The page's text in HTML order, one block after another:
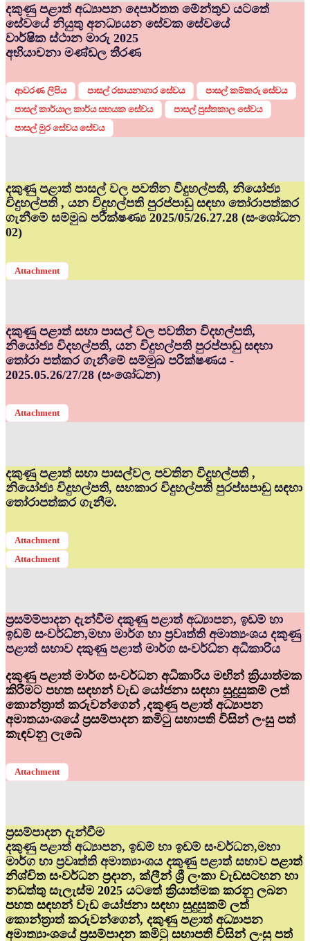
දකුණු පළාත් අධ්‍යාපන දෙපාර්තත මේන්තුව යටතේ
සේවයේ නියුතු අනධ්‍යයන සේවක සේවයේ
වාර්ෂික ස්ථාන මාරු 2025
අභියාචනා මණ්ඩල තීරණ
ආවරණ ලිපිය පාසල් රසායනාගාර සේවය
පාසල් කම්කරු සේවය
පාසල් කාර්යාල කාර්ය සහයක සේවය
පාසල් පුස්තකාල සේවය
පාසල් මුර සේවය සේවය
දකුණු පළාත් පාසල් වල පවතින විදුහල්පති, නියෝජ්‍ය
විදුහල්පති , යන විදුහල්පති පුරප්පාඩු සඳහා තෝරාපත්කර
ගැනීමේ සම්මුඛ පරීක්ෂණ්‍ය 2025/05/26.27.28 (සංශෝධන
02)
Attachment
දකුණු පළාත් සභා පාසල් වල පවතින විදහල්පති,
නියෝජ්‍ය විදහල්පති, යන විදුහල්පති පුරප්පාඩු සඳහා
තෝරා පත්කර ගැනීමේ සම්මුඛ පරීක්ෂණය -
2025.05.26/27/28 (සංශෝධන)
Attachment
දකුණු පළාත් සභා පාසල්වල පවතින විදුහල්පති ,
නියෝජ්‍ය විදුහල්පති, සහකාර විදුහල්පති පුරප්සපාඩු සඳහා
තෝරාපත්කර ගැනීම.
Attachment
Attachment
ප්‍රසම්ම්පාදන දැන්වීම දකුණු පළාත් අධ්‍යාපන, ඉඩම් හා
ඉඩම් සංවර්ධ්‍න,මහා මාර්ග හා ප්‍රවෘත්ති අමාත්‍යංශය දකුණු
පළාත් සභාව දකුණු පළාත් මාර්ග සංවර්ධ්‍න අධිකාරිය
දකුණු පළාත් මාර්ග සංවර්ධන අධිකාරිය මඟින් ක්‍රියාත්මක
කිරීමට පහත සඳහන් වැඩ යෝජනා සඳහා සුදුසුකම් ලත්
කොන්ත්‍රාත් කරුවන්ගෙන් ,දකුණු පළාත් අධ්‍යාපන
අමාතයාංශයේ ප්‍රසම්පාදන කමිටු සභාපති විසින් ලංසු පත්
කැඳවනු ලැබේ
Attachment
ප්‍රසම්පාදන දැන්වීම
දකුණු පළාත් අධ්‍යාපන, ඉඩම් හා ඉඩම් සංවර්ධන,මහා
මාර්ග හා ප්‍රවෘත්ති අමාත්‍යාංශය දකුණු පළාත් සභාව පළාත්
නිශ්චිත සංවර්ධන ප්‍රදාන, ක්ලීන් ශ්‍රී ලංකා වැඩසටහන හා
නඩත්තු සැලැස්ම 2025 යටතේ ක්‍රියාත්මක කරනු ලබන
පහත සඳහන් වැඩ යෝජනා සඳහා සුදුසුකම් ලත්
කොන්ත්‍රාත් කරුවන්ගෙන්, දකුණු පළාත් අධ්‍යාපන
අමාත්‍යාංශයේ ප්‍රසම්පාදන කමිටු සභාපති විසින් ලංසු පත්